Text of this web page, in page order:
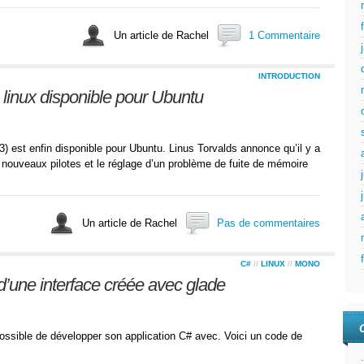
Un article de Rachel 1 Commentaire
INTRODUCTION
disponible pour Ubuntu
est enfin disponible pour Ubuntu. Linus Torvalds annonce qu’il y a
pilotes et le réglage d’un problème de fuite de mémoire
Un article de Rachel Pas de commentaires
C# // LINUX // MONO
interface créée avec glade
de développer son application C# avec. Voici un code de